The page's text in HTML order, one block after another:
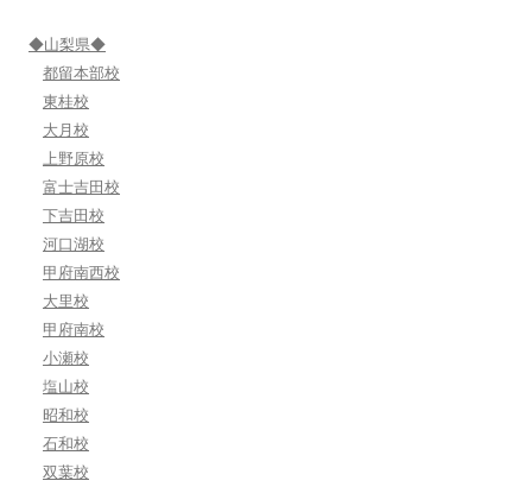
ン
◆山梨県◆
都留本部校
東桂校
大月校
上野原校
富士吉田校
下吉田校
河口湖校
甲府南西校
大里校
甲府南校
小瀬校
塩山校
昭和校
石和校
双葉校